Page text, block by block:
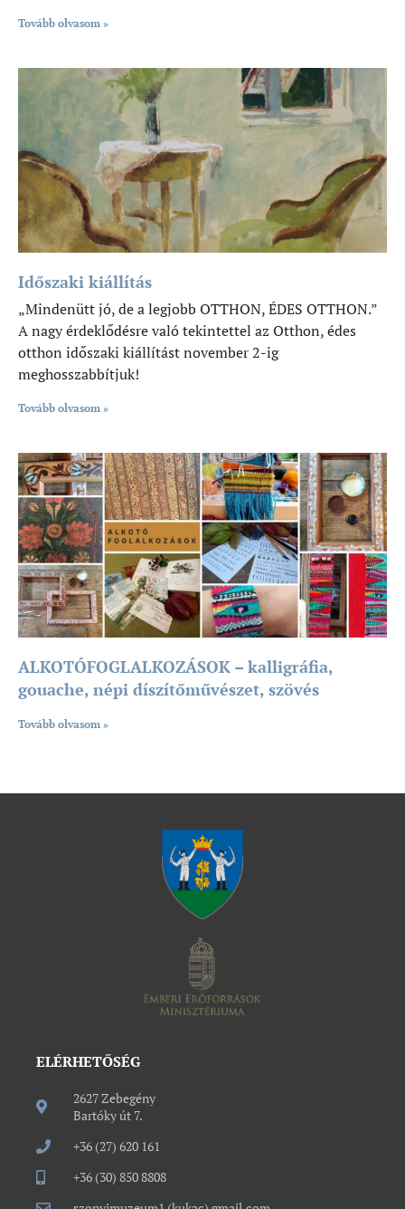
Tovább olvasom »
Időszaki kiállítás
„Mindenütt jó, de a legjobb OTTHON, ÉDES OTTHON.”
A nagy érdeklődésre való tekintettel az Otthon, édes
otthon időszaki kiállítást november 2-ig
meghosszabbítjuk!
Tovább olvasom »
ALKOTÓFOGLALKOZÁSOK – kalligráfia,
gouache, népi díszítőművészet, szövés
Tovább olvasom »
ELÉRHETŐSÉG
2627 Zebegény
Bartóky út 7.
+36 (27) 620 161
+36 (30) 850 8808